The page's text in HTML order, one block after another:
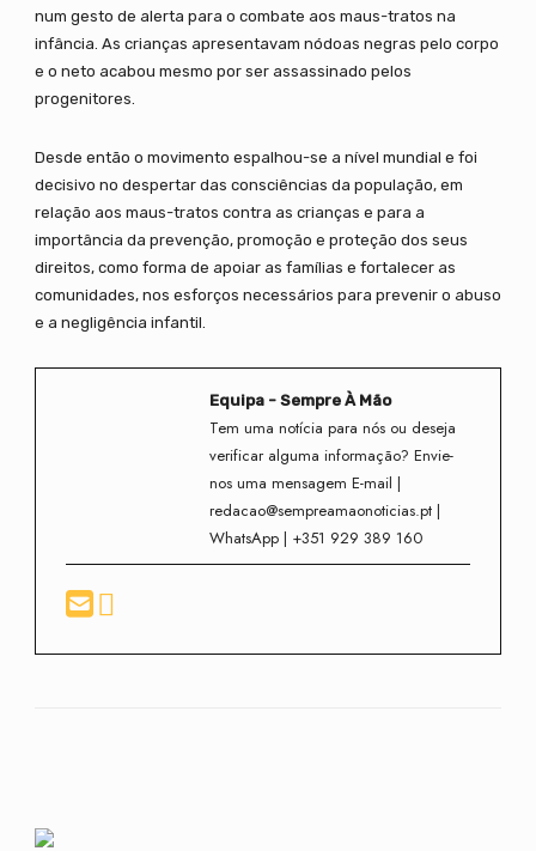
num gesto de alerta para o combate aos maus-tratos na
infância. As crianças apresentavam nódoas negras pelo corpo
e o neto acabou mesmo por ser assassinado pelos
progenitores.
Desde então o movimento espalhou-se a nível mundial e foi
decisivo no despertar das consciências da população, em
relação aos maus-tratos contra as crianças e para a
importância da prevenção, promoção e proteção dos seus
direitos, como forma de apoiar as famílias e fortalecer as
comunidades, nos esforços necessários para prevenir o abuso
e a negligência infantil.
Equipa - Sempre À Mão
Tem uma notícia para nós ou deseja
verificar alguma informação? Envie-
nos uma mensagem E-mail |
redacao@sempreamaonoticias.pt |
WhatsApp | +351 929 389 160